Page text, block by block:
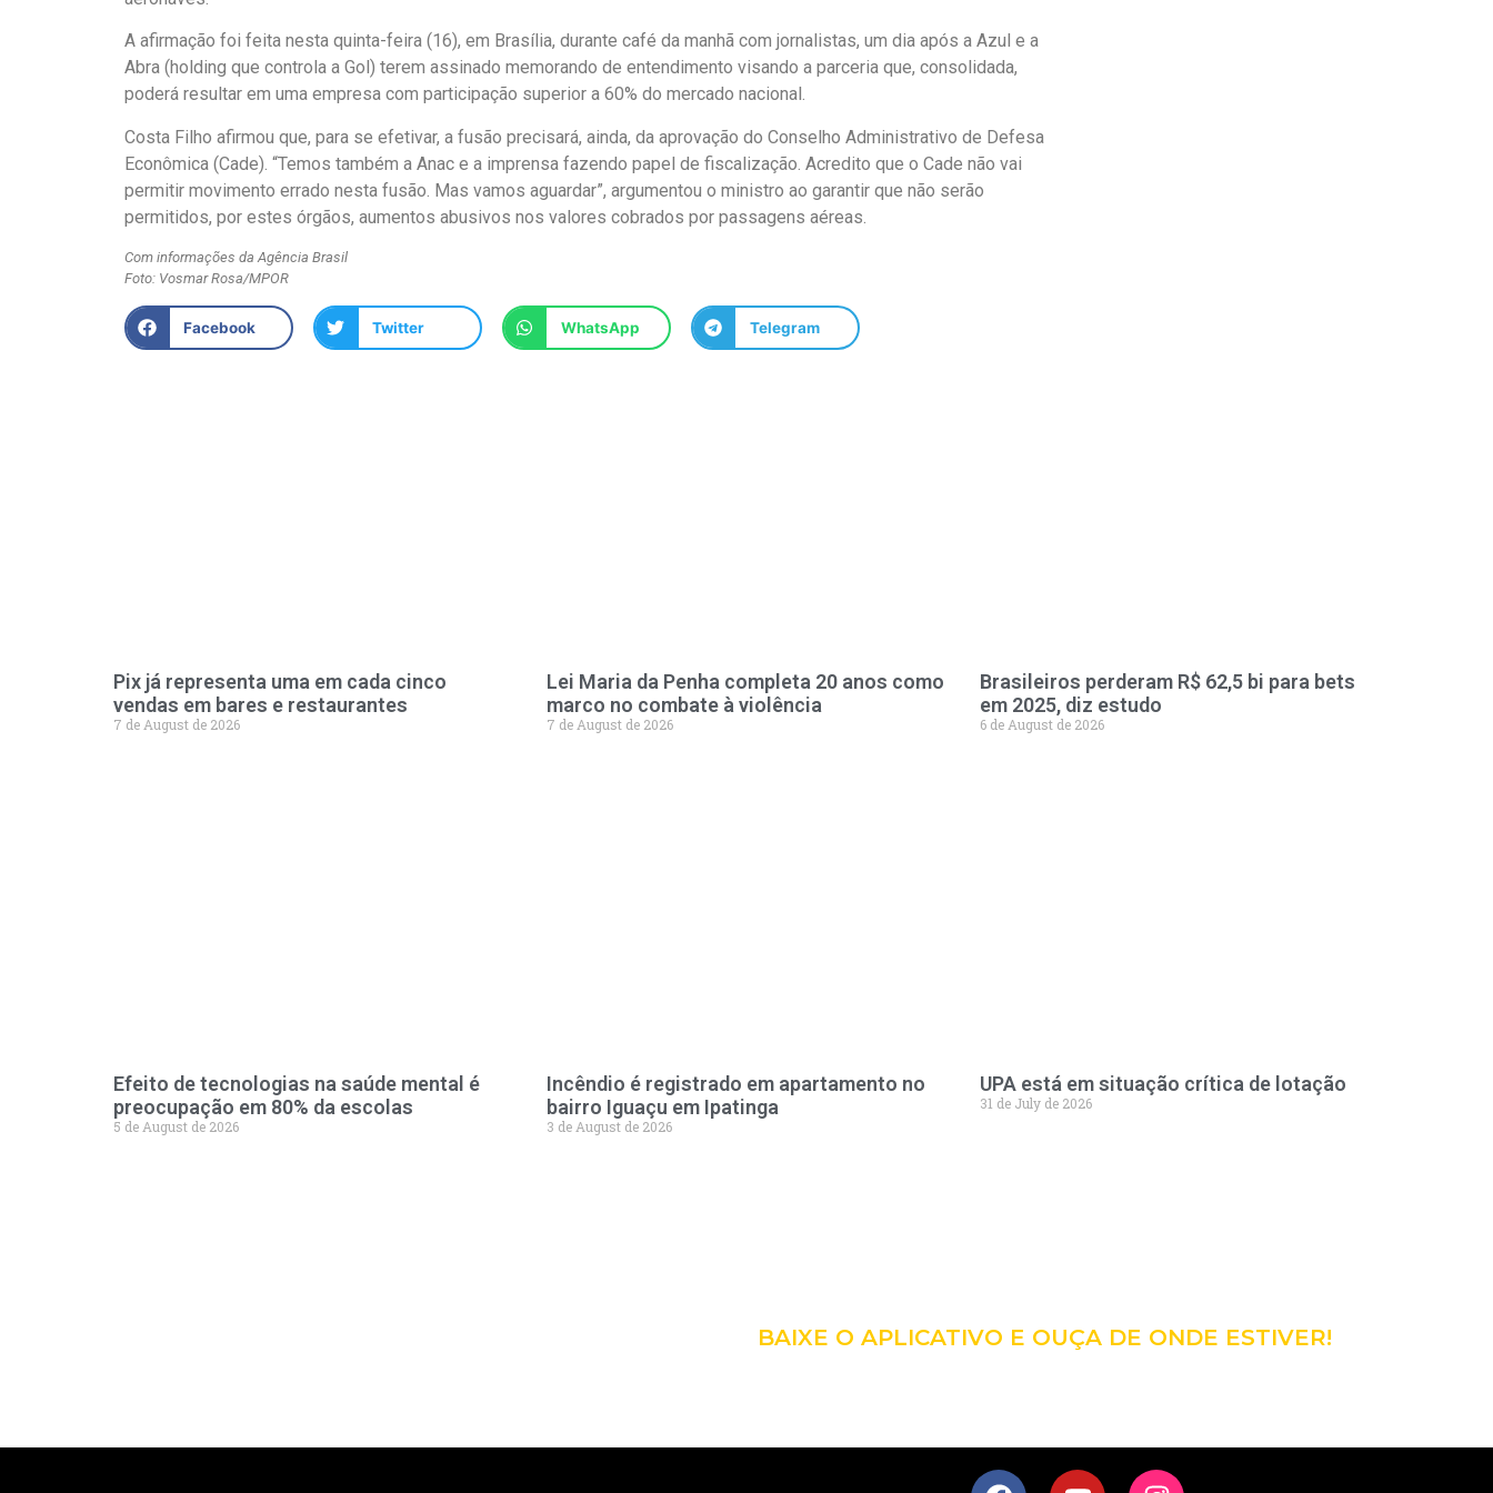
A afirmação foi feita nesta quinta-feira (16), em Brasília, durante café da manhã com jornalistas, um dia após a Azul e a
Abra (holding que controla a Gol) terem assinado memorando de entendimento visando a parceria que, consolidada,
poderá resultar em uma empresa com participação superior a 60% do mercado nacional.
Costa Filho afirmou que, para se efetivar, a fusão precisará, ainda, da aprovação do Conselho Administrativo de Defesa
Econômica (Cade). “Temos também a Anac e a imprensa fazendo papel de fiscalização. Acredito que o Cade não vai
permitir movimento errado nesta fusão. Mas vamos aguardar”, argumentou o ministro ao garantir que não serão
permitidos, por estes órgãos, aumentos abusivos nos valores cobrados por passagens aéreas.
Com informações da Agência Brasil
Foto: Vosmar Rosa/MPOR
Facebook Twitter WhatsApp Telegram
Pix já representa uma em cada cinco
vendas em bares e restaurantes
7 de August de 2026
Lei Maria da Penha completa 20 anos como
marco no combate à violência
7 de August de 2026
Brasileiros perderam R$ 62,5 bi para bets
em 2025, diz estudo
6 de August de 2026
Efeito de tecnologias na saúde mental é
preocupação em 80% da escolas
5 de August de 2026
Incêndio é registrado em apartamento no
bairro Iguaçu em Ipatinga
3 de August de 2026
UPA está em situação crítica de lotação
31 de July de 2026
BAIXE O APLICATIVO E OUÇA DE ONDE ESTIVER!